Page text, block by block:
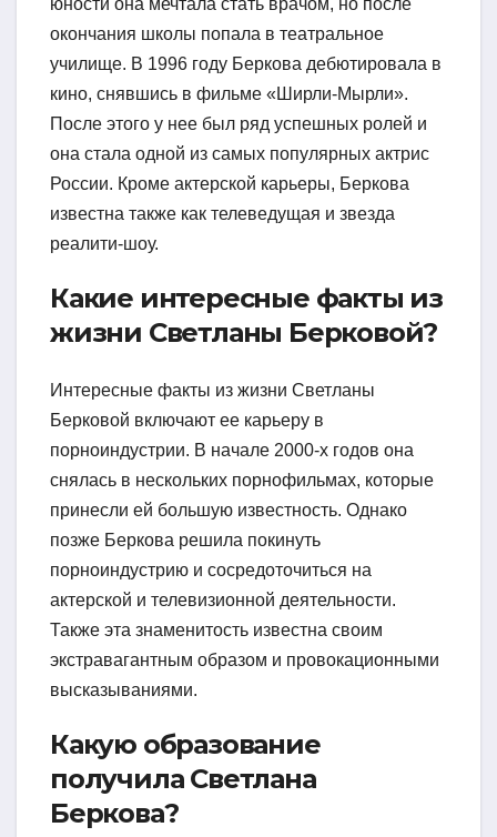
юности она мечтала стать врачом, но после
окончания школы попала в театральное
училище. В 1996 году Беркова дебютировала в
кино, снявшись в фильме «Ширли-Мырли».
После этого у нее был ряд успешных ролей и
она стала одной из самых популярных актрис
России. Кроме актерской карьеры, Беркова
известна также как телеведущая и звезда
реалити-шоу.
Какие интересные факты из
жизни Светланы Берковой?
Интересные факты из жизни Светланы
Берковой включают ее карьеру в
порноиндустрии. В начале 2000-х годов она
снялась в нескольких порнофильмах, которые
принесли ей большую известность. Однако
позже Беркова решила покинуть
порноиндустрию и сосредоточиться на
актерской и телевизионной деятельности.
Также эта знаменитость известна своим
экстравагантным образом и провокационными
высказываниями.
Какую образование
получила Светлана
Беркова?